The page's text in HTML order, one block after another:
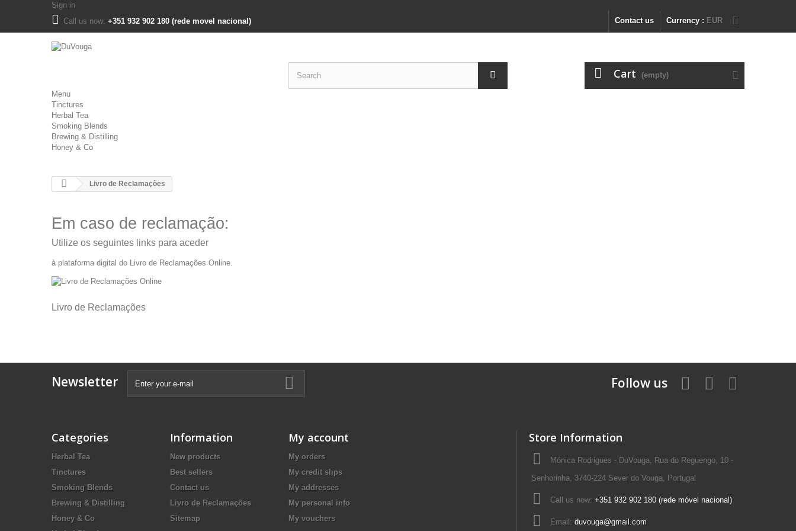
Sign in
Currency : EUR
Contact us
Call us now: +351 932 902 180 (rede movel nacional)
Cart (empty)
Menu
Tinctures
Herbal Tea
Smoking Blends
Brewing & Distilling
Honey & Co
Livro de Reclamações
Em caso de reclamação:
Utilize os seguintes links para aceder
à plataforma digital do Livro de Reclamações Online.
Livro de Reclamações
Newsletter Follow us
Categories
Herbal Tea
Tinctures
Smoking Blends
Brewing & Distilling
Honey & Co
Information
New products
Best sellers
Contact us
Livro de Reclamações
Sitemap
My account
My orders
My credit slips
My addresses
My personal info
My vouchers
Store Information
Mónica Rodrigues - DuVouga, Rua do Reguengo, 10 -
Senhorinha, 3740-224 Sever do Vouga, Portugal
Call us now: +351 932 902 180 (rede móvel nacional)
Email: duvouga@gmail.com